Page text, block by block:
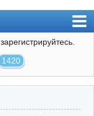
1420